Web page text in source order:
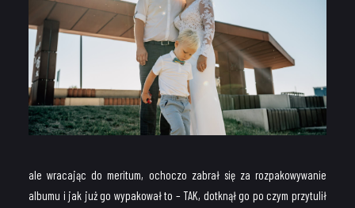
ale wracając do meritum, ochoczo zabrał się za rozpakowywanie
albumu i jak już go wypakował to – TAK, dotknął go po czym przytulił